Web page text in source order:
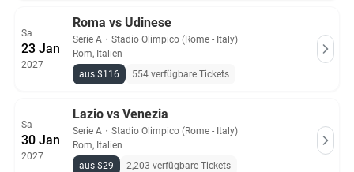
Sa
23 Jan
2027
Roma vs Udinese
Serie A ・ Stadio Olimpico (Rome - Italy)
Rom, Italien
aus $116
554 verfügbare Tickets
Sa
30 Jan
2027
Lazio vs Venezia
Serie A ・ Stadio Olimpico (Rome - Italy)
Rom, Italien
aus $29
2,203 verfügbare Tickets